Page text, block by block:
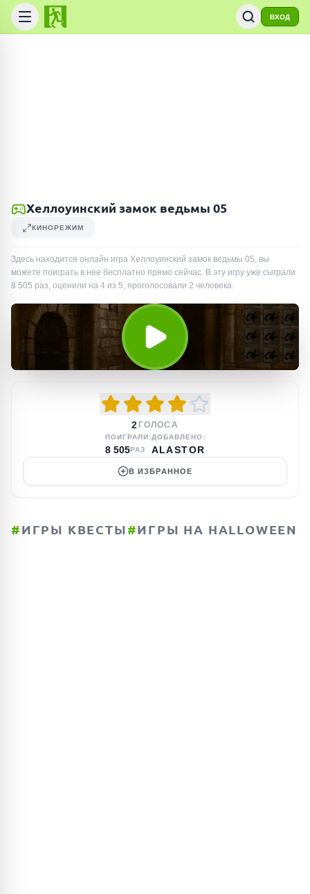
ВХОД
Хеллоуинский замок ведьмы 05
КИНОРЕЖИМ
Здесь находится онлайн игра Хеллоуинский замок ведьмы 05, вы
можете поиграть в нее бесплатно прямо сейчас. В эту игру уже сыграли
8 505 раз, оценили на 4 из 5, проголосовали 2 человека.
2 ГОЛОСА
ПОИГРАЛИ:
8 505РАЗ
ДОБАВЛЕНО:
ALASTOR
В ИЗБРАННОЕ
#ИГРЫ КВЕСТЫ#ИГРЫ НА HALLOWEEN